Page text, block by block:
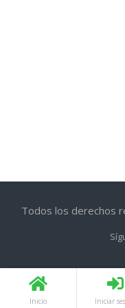
Inicio Iniciar
Todos los derechos